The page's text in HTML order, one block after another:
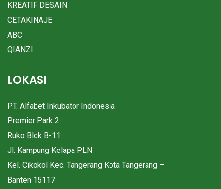
KREATIF DESAIN
CETAKINAJE
ABC
QIANZI
LOKASI
PT. Alfabet Inkubator Indonesia
Premier Park 2
Ruko Blok B-11
Jl. Kampung Kelapa PLN
Kel. Cikokol Kec. Tangerang Kota Tangerang –
Banten 15117